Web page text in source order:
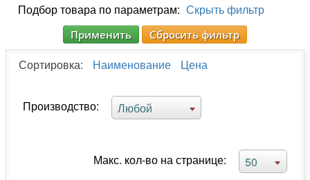
Подбор товара по параметрам: Скрыть фильтр
Применить Сбросить фильтр
Сортировка: Наименование Цена
Производство: Любой
Макс. кол-во на странице: 50